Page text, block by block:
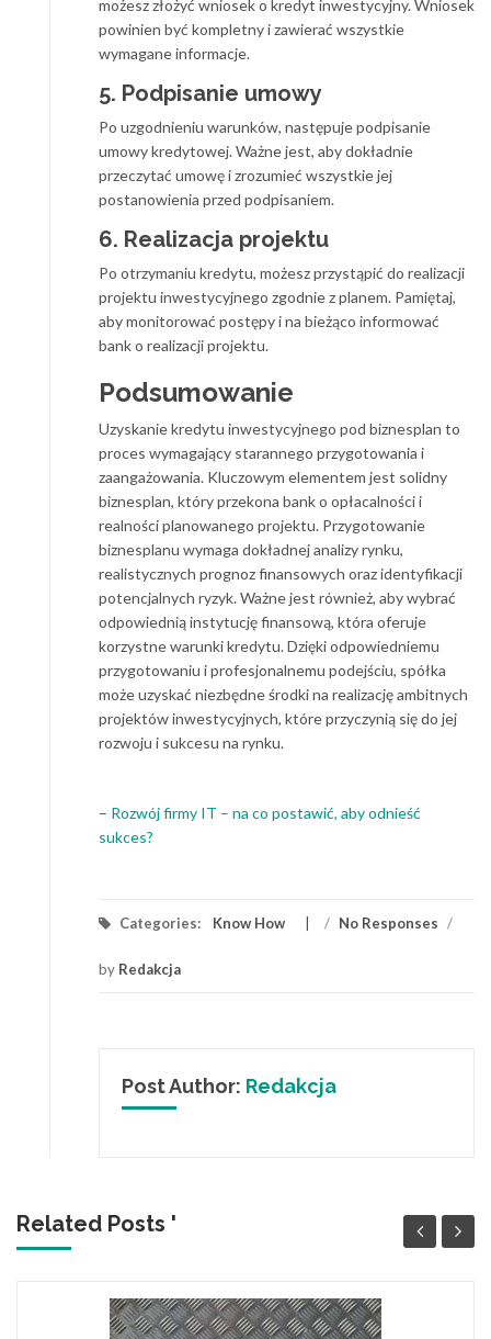
możesz złożyć wniosek o kredyt inwestycyjny. Wniosek
powinien być kompletny i zawierać wszystkie
wymagane informacje.
5. Podpisanie umowy
Po uzgodnieniu warunków, następuje podpisanie
umowy kredytowej. Ważne jest, aby dokładnie
przeczytać umowę i zrozumieć wszystkie jej
postanowienia przed podpisaniem.
6. Realizacja projektu
Po otrzymaniu kredytu, możesz przystąpić do realizacji
projektu inwestycyjnego zgodnie z planem. Pamiętaj,
aby monitorować postępy i na bieżąco informować
bank o realizacji projektu.
Podsumowanie
Uzyskanie kredytu inwestycyjnego pod biznesplan to
proces wymagający starannego przygotowania i
zaangażowania. Kluczowym elementem jest solidny
biznesplan, który przekona bank o opłacalności i
realności planowanego projektu. Przygotowanie
biznesplanu wymaga dokładnej analizy rynku,
realistycznych prognoz finansowych oraz identyfikacji
potencjalnych ryzyk. Ważne jest również, aby wybrać
odpowiednią instytucję finansową, która oferuje
korzystne warunki kredytu. Dzięki odpowiedniemu
przygotowaniu i profesjonalnemu podejściu, spółka
może uzyskać niezbędne środki na realizację ambitnych
projektów inwestycyjnych, które przyczynią się do jej
rozwoju i sukcesu na rynku.
– Rozwój firmy IT – na co postawić, aby odnieść
sukces?
Categories: Know How / No Responses /
by Redakcja
Post Author: Redakcja
Related Posts '